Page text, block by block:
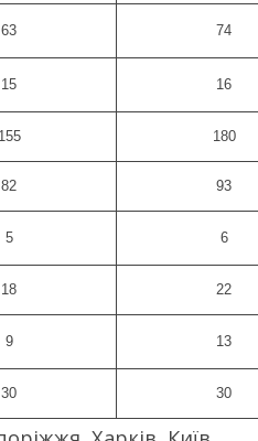
63 74
15 16
155 180
82 93
5 6
18 22
9 13
30 30